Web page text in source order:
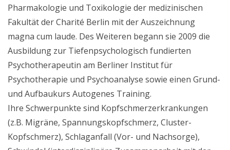
Pharmakologie und Toxikologie der medizinischen
Fakultät der Charité Berlin mit der Auszeichnung
magna cum laude. Des Weiteren begann sie 2009 die
Ausbildung zur Tiefenpsychologisch fundierten
Psychotherapeutin am Berliner Institut für
Psychotherapie und Psychoanalyse sowie einen Grund-
und Aufbaukurs Autogenes Training.
Ihre Schwerpunkte sind Kopfschmerzerkrankungen
(z.B. Migräne, Spannungskopfschmerz, Cluster-
Kopfschmerz), Schlaganfall (Vor- und Nachsorge),